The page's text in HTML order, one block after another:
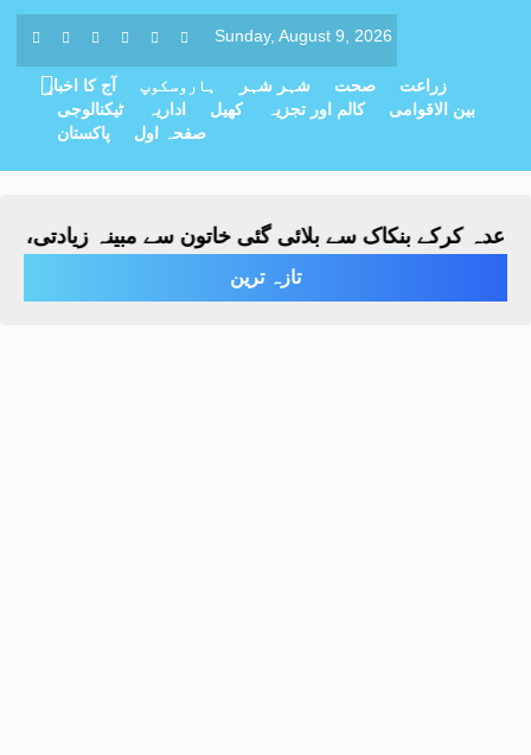
Sunday, August 9, 2026
آج کا اخبار ہاروسکوپ شہر شہر صحت
زراعت
ٹیکنالوجی
اداریہ کھیل کالم اور تجزیہ
بین الاقوامی
پاکستان
صفحہ اول
بنکاک سے بلائی گئی خاتون سے مبینہ زیادتی، ملزم
تازہ ترین